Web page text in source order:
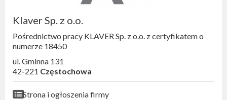
Klaver Sp. z o.o.
Pośrednictwo pracy KLAVER Sp. z o.o. z certyfikatem o
numerze 18450
ul. Gminna 131
42-221 Częstochowa
Strona i ogłoszenia firmy